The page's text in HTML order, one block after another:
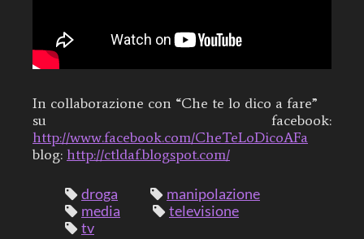
In collaborazione con “Che te lo dico a fare”
su facebook:
http://www.facebook.com/CheTeLoDicoAFa
blog: http://ctldaf.blogspot.com/
droga
manipolazione
media
televisione
tv